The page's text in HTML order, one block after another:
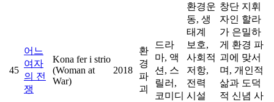
45
어느
여자
의 전
쟁
Kona fer i strio
(Woman at
War)
2018
환
경
파
괴
드라
마, 액
션, 스
릴러,
코미디
환경운
동, 생
태계
보호,
사회적
저항,
전력
시설
창단 지휘
자인 할라
가 은밀하
게 환경 파
괴에 맞서
며, 개인적
삶과 도덕
적 신념 사